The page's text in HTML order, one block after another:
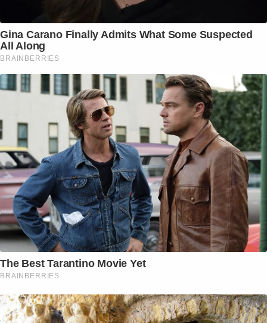
Gina Carano Finally Admits What Some Suspected
All Along
BRAINBERRIES
The Best Tarantino Movie Yet
BRAINBERRIES